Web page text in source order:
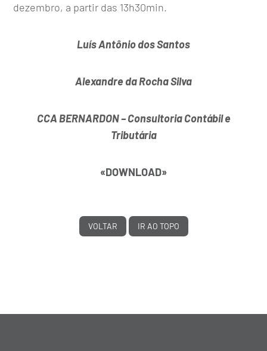
dezembro, a partir das 13h30min.
Luís Antônio dos Santos
Alexandre da Rocha Silva
CCA BERNARDON – Consultoria Contábil e
Tributária
«DOWNLOAD»
VOLTAR IR AO TOPO